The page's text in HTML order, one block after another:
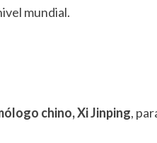
mundial.
chino, Xi Jinping,